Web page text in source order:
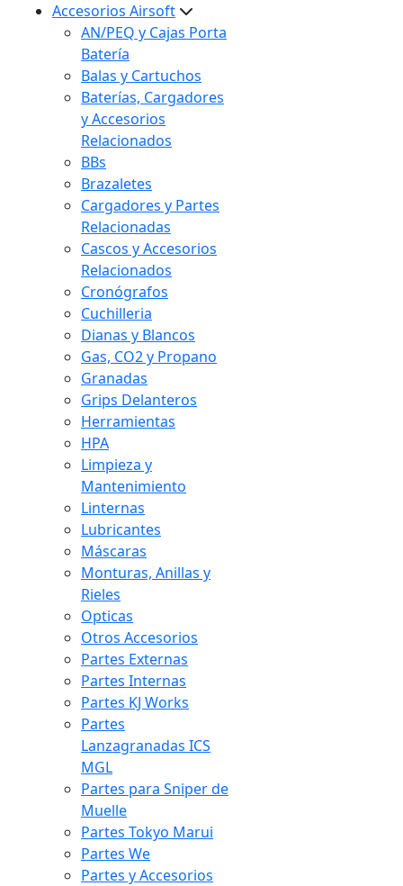
Accesorios Airsoft
AN/PEQ y Cajas Porta
Batería
Balas y Cartuchos
Baterías, Cargadores
y Accesorios
Relacionados
BBs
Brazaletes
Cargadores y Partes
Relacionadas
Cascos y Accesorios
Relacionados
Cronógrafos
Cuchilleria
Dianas y Blancos
Gas, CO2 y Propano
Granadas
Grips Delanteros
Herramientas
HPA
Limpieza y
Mantenimiento
Linternas
Lubricantes
Máscaras
Monturas, Anillas y
Rieles
Opticas
Otros Accesorios
Partes Externas
Partes Internas
Partes KJ Works
Partes
Lanzagranadas ICS
MGL
Partes para Sniper de
Muelle
Partes Tokyo Marui
Partes We
Partes y Accesorios